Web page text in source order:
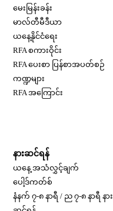
မေးမြန်းခန်း
မာလ်တီမီဒီယာ
ယနေ့နိုင်ငံရေး
RFA စကားဝိုင်း
RFA ပေးစာ ပြန်စာအပတ်စဉ်
ကဏ္ဍများ
RFA အကြောင်း
နားဆင်ရန်
ယနေ့ အသံလွှင့်ချက်
ပေါ့ဒ်ကတ်စ်
နံနက် ၇-၈ နာရီ / ည ၇-၈ နာရီ နား